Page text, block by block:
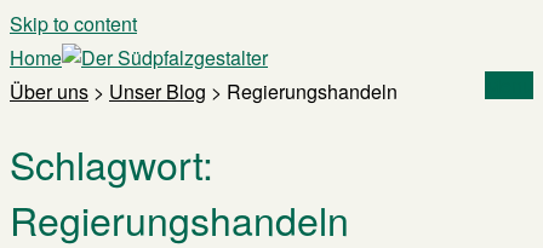
Skip to content
Home
Über uns > Unser Blog > Regierungshandeln
Schlagwort:
Regierungshandeln